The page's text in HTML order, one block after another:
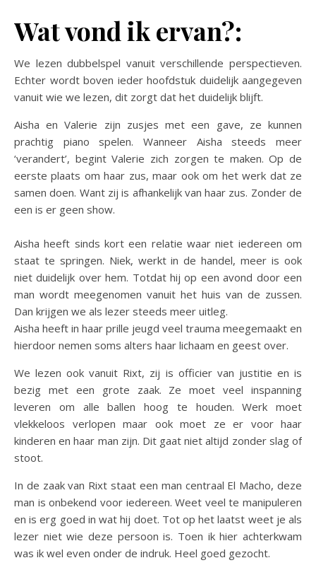
Wat vond ik ervan?:
We lezen dubbelspel vanuit verschillende perspectieven.
Echter wordt boven ieder hoofdstuk duidelijk aangegeven
vanuit wie we lezen, dit zorgt dat het duidelijk blijft.
Aisha en Valerie zijn zusjes met een gave, ze kunnen
prachtig piano spelen. Wanneer Aisha steeds meer
‘verandert’, begint Valerie zich zorgen te maken. Op de
eerste plaats om haar zus, maar ook om het werk dat ze
samen doen. Want zij is afhankelijk van haar zus. Zonder de
een is er geen show.
Aisha heeft sinds kort een relatie waar niet iedereen om
staat te springen. Niek, werkt in de handel, meer is ook
niet duidelijk over hem. Totdat hij op een avond door een
man wordt meegenomen vanuit het huis van de zussen.
Dan krijgen we als lezer steeds meer uitleg.
Aisha heeft in haar prille jeugd veel trauma meegemaakt en
hierdoor nemen soms alters haar lichaam en geest over.
We lezen ook vanuit Rixt, zij is officier van justitie en is
bezig met een grote zaak. Ze moet veel inspanning
leveren om alle ballen hoog te houden. Werk moet
vlekkeloos verlopen maar ook moet ze er voor haar
kinderen en haar man zijn. Dit gaat niet altijd zonder slag of
stoot.
In de zaak van Rixt staat een man centraal El Macho, deze
man is onbekend voor iedereen. Weet veel te manipuleren
en is erg goed in wat hij doet. Tot op het laatst weet je als
lezer niet wie deze persoon is. Toen ik hier achterkwam
was ik wel even onder de indruk. Heel goed gezocht.